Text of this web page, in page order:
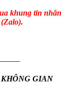
khung tin nhắn
GIAN